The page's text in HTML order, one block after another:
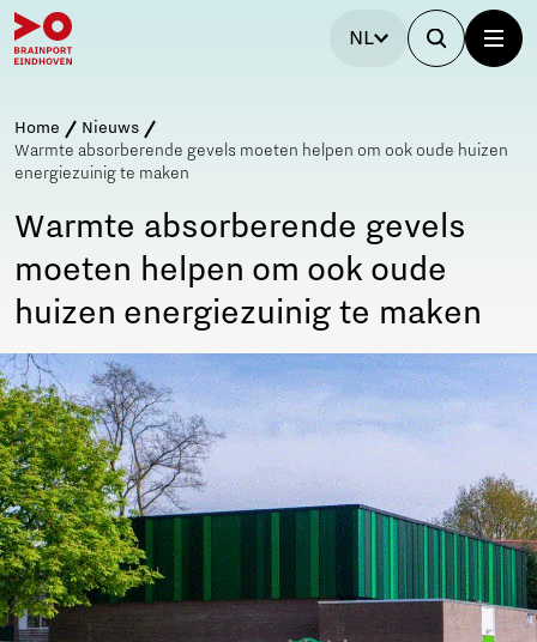
NL
Home
Nieuws
Warmte absorberende gevels moeten helpen om ook oude huizen
energiezuinig te maken
Warmte absorberende gevels
moeten helpen om ook oude
huizen energiezuinig te maken